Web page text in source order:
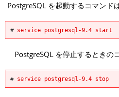
PostgreSQL を起動するコマンド
# service postgresql-9.4 start
PostgreSQL を停止するときの
# service postgresql-9.4 stop